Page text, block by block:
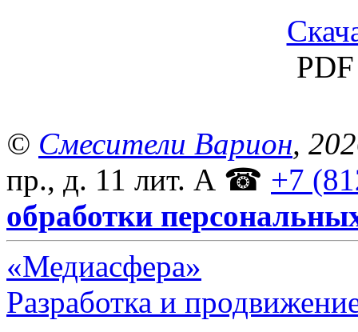
© Смесители Варион,
пр., д. 11 лит. А ☎ +7
обработки
«Медиасфера»
Разработка и